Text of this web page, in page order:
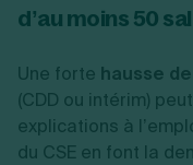
d’au moins 50
Une forte hausse
(CDD ou intérim)
explications à
du CSE en font la